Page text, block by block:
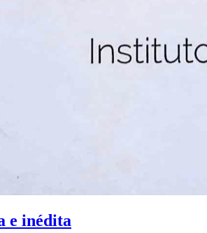
e inédita